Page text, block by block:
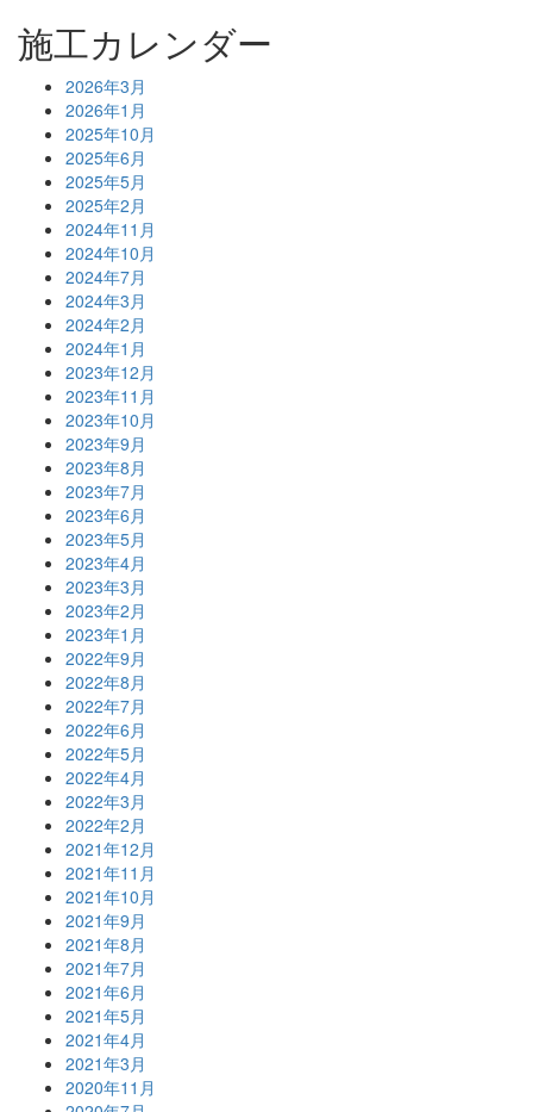
施工カレンダー
2026年3月
2026年1月
2025年10月
2025年6月
2025年5月
2025年2月
2024年11月
2024年10月
2024年7月
2024年3月
2024年2月
2024年1月
2023年12月
2023年11月
2023年10月
2023年9月
2023年8月
2023年7月
2023年6月
2023年5月
2023年4月
2023年3月
2023年2月
2023年1月
2022年9月
2022年8月
2022年7月
2022年6月
2022年5月
2022年4月
2022年3月
2022年2月
2021年12月
2021年11月
2021年10月
2021年9月
2021年8月
2021年7月
2021年6月
2021年5月
2021年4月
2021年3月
2020年11月